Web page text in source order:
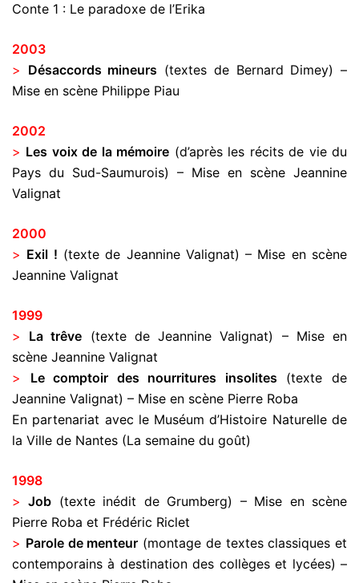
Conte 1 : Le paradoxe de l’Erika
2003
> Désaccords mineurs (textes de Bernard Dimey) –
Mise en scène Philippe Piau
2002
> Les voix de la mémoire (d’après les récits de vie du
Pays du Sud-Saumurois) – Mise en scène Jeannine
Valignat
2000
> Exil ! (texte de Jeannine Valignat) – Mise en scène
Jeannine Valignat
1999
>
La trêve (texte de Jeannine Valignat) – Mise en
scène Jeannine Valignat
>
Le comptoir des nourritures insolites (texte de
Jeannine Valignat) – Mise en scène Pierre Roba
En partenariat avec le Muséum d’Histoire Naturelle de
la Ville de Nantes (La semaine du goût)
1998
> Job (texte inédit de Grumberg) – Mise en scène
Pierre Roba et Frédéric Riclet
> Parole de menteur (montage de textes classiques et
contemporains à destination des collèges et lycées) –